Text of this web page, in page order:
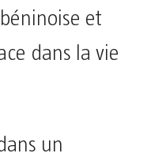
et
dans la vie
un